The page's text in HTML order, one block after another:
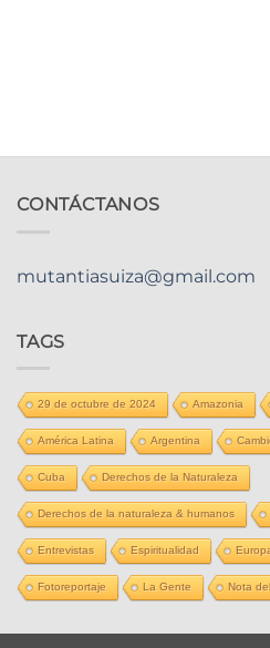
CONTÁCTANOS
mutantiasuiza@gmail.com
TAGS
29 de octubre de 2024 Amazonia
América Latina Argentina
Cuba Derechos de la Naturaleza
Derechos de la naturaleza & humanos
Entrevistas Espiritualidad
Fotoreportaje La Gente Nota